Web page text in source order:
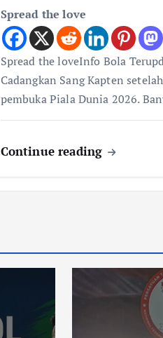
Spread the love
Spread the loveInfo Bola
Cadangkan Sang Kapten
pembuka Piala Dunia 2026.
Continue reading